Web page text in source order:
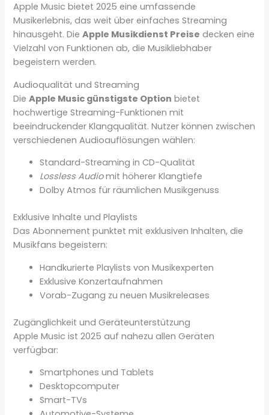
Apple Music bietet 2025 eine umfassende
Musikerlebnis, das weit über einfaches Streaming
hinausgeht. DieApple Musikdienst Preise decken eine
Vielzahl von Funktionen ab, die Musikliebhaber
begeistern werden.
Audioqualität und Streaming
DieApple Music günstigste Option bietet
hochwertige Streaming-Funktionen mit
beeindruckender Klangqualität. Nutzer können zwischen
verschiedenen Audioauflösungen wählen:
Standard-Streaming in CD-Qualität
Lossless Audiomit höherer Klangtiefe
Dolby Atmos für räumlichen Musikgenuss
Exklusive Inhalte und Playlists
Das Abonnement punktet mit exklusiven Inhalten, die
Musikfans begeistern:
Handkurierte Playlists von Musikexperten
Exklusive Konzertaufnahmen
Vorab-Zugang zu neuen Musikreleases
Zugänglichkeit und Geräteunterstützung
Apple Music ist 2025 auf nahezu allen Geräten
verfügbar:
Smartphones und Tablets
Desktopcomputer
Smart-TVs